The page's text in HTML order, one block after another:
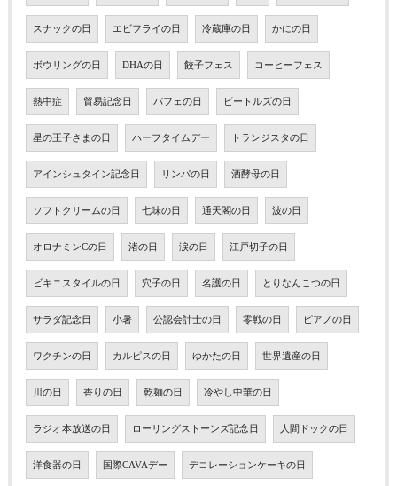
スナックの日 エビフライの日 冷蔵庫の日 かにの日
ボウリングの日 DHAの日 餃子フェス コーヒーフェス
熱中症 貿易記念日 パフェの日 ビートルズの日
星の王子さまの日 ハーフタイムデー トランジスタの日
アインシュタイン記念日 リンパの日 酒酵母の日
ソフトクリームの日 七味の日 通天閣の日 波の日
オロナミンCの日 渚の日 涙の日 江戸切子の日
ビキニスタイルの日 穴子の日 名護の日 とりなんこつの日
サラダ記念日 小暑 公認会計士の日 零戦の日 ピアノの日
ワクチンの日 カルピスの日 ゆかたの日 世界遺産の日
川の日 香りの日 乾麺の日 冷やし中華の日
ラジオ本放送の日 ローリングストーンズ記念日 人間ドックの日
洋食器の日 国際CAVAデー デコレーションケーキの日